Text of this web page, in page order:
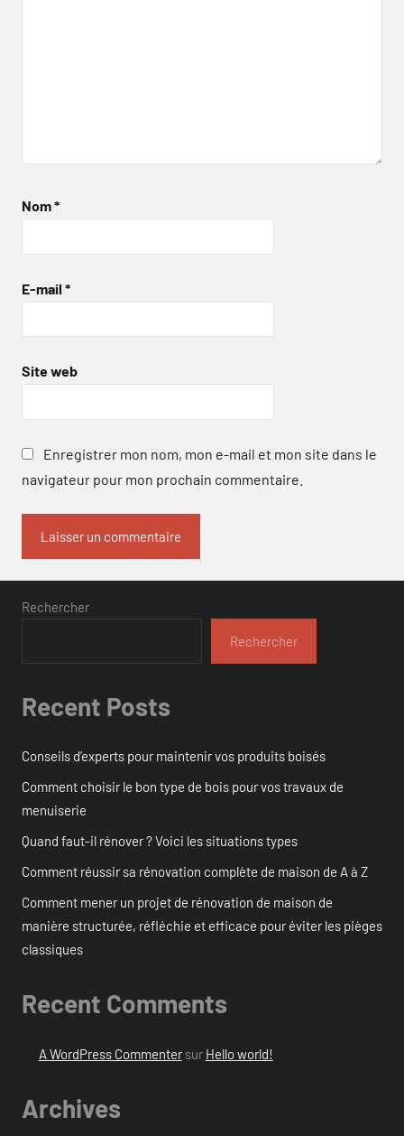
Nom*
E-mail *
Site web
Enregistrer mon nom, mon e-mail et mon site dans le
navigateur pour mon prochain commentaire.
Rechercher
Rechercher
Recent Posts
Conseils d’experts pour maintenir vos produits boisés
Comment choisir le bon type de bois pour vos travaux de
menuiserie
Quand faut-il rénover ? Voici les situations types
Comment réussir sa rénovation complète de maison de A à Z
Comment mener un projet de rénovation de maison de
manière structurée, réfléchie et efficace pour éviter les pièges
classiques
Recent Comments
A WordPress Commentersur Hello world!
Archives